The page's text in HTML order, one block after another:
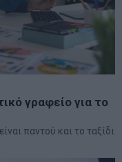
γραφείο για το
παντού και το ταξίδι